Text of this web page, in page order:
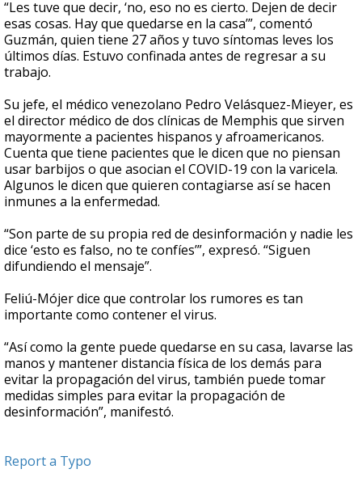
“Les tuve que decir, ‘no, eso no es cierto. Dejen de decir
esas cosas. Hay que quedarse en la casa’”, comentó
Guzmán, quien tiene 27 años y tuvo síntomas leves los
últimos días. Estuvo confinada antes de regresar a su
trabajo.
Su jefe, el médico venezolano Pedro Velásquez-Mieyer, es
el director médico de dos clínicas de Memphis que sirven
mayormente a pacientes hispanos y afroamericanos.
Cuenta que tiene pacientes que le dicen que no piensan
usar barbijos o que asocian el COVID-19 con la varicela.
Algunos le dicen que quieren contagiarse así se hacen
inmunes a la enfermedad.
“Son parte de su propia red de desinformación y nadie les
dice ‘esto es falso, no te confíes’”, expresó. “Siguen
difundiendo el mensaje”.
Feliú-Mójer dice que controlar los rumores es tan
importante como contener el virus.
“Así como la gente puede quedarse en su casa, lavarse las
manos y mantener distancia física de los demás para
evitar la propagación del virus, también puede tomar
medidas simples para evitar la propagación de
desinformación”, manifestó.
Report a Typo